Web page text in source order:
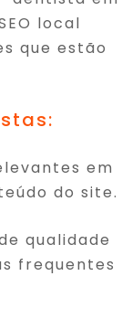
local
que estão
em
do site.
qualidade
frequentes